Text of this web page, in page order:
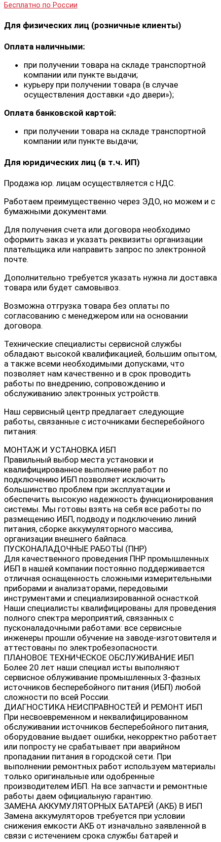
Бесплатно по России
Для физических лиц (розничные клиенты)
Оплата наличными:
при получении товара на складе транспортной
компании или пункте выдачи;
курьеру при получении товара (в случае
осуществления доставки «до двери»);
Оплата банковской картой:
при получении товара на складе транспортной
компании или пункте выдачи;
Для юридических лиц (в т.ч. ИП)
Продажа юр. лицам осуществляется с НДС.
Работаем преимущественно через ЭДО, но можем и с
бумажными документами.
Для получения счета или договора необходимо
оформить заказ и указать реквизиты организации
плательщика или направить запрос по электронной
почте.
Дополнительно требуется указать нужна ли доставка
товара или будет самовывоз.
Возможна отгрузка товара без оплаты по
согласованию с менеджером или на основании
договора.
Технические специалисты сервисной службы
обладают высокой квалификацией, большим опытом,
а также всеми необходимыми допусками, что
позволяет нам качественно и в срок проводить
работы по внедрению, сопровождению и
обслуживанию электронных устройств.
Наш сервисный центр предлагает следующие
работы, связанные с источниками бесперебойного
питания:
МОНТАЖ И УСТАНОВКА ИБП
Правильный выбор места установки и
квалифицированное выполнение работ по
подключению ИБП позволяет исключить
большинство проблем при эксплуатации и
обеспечить высокую надежность функционирования
системы. Мы готовы взять на себя все работы по
размещению ИБП, подводу и подключению линий
питания, сборке аккумуляторного массива,
организации внешнего байпаса.
ПУСКОНАЛАДОЧНЫЕ РАБОТЫ (ПНР)
Для качественного проведения ПНР промышленных
ИБП в нашей компании постоянно поддерживается
отличная оснащенность сложными измерительными
приборами и анализаторами, передовыми
инструментами и специализированной оснасткой.
Наши специалисты квалифицированы для проведения
полного спектра мероприятий, связанных с
пусконаладочными работами: все сервисные
инженеры прошли обучение на заводе-изготовителя и
аттестованы по электробезопасности.
ПЛАНОВОЕ ТЕХНИЧЕСКОЕ ОБСЛУЖИВАНИЕ ИБП
Более 20 лет наши специал исты выполняют
сервисное облуживание промышленных 3-фазных
источников бесперебойного питания (ИБП) любой
сложности по всей России.
ДИАГНОСТИКА НЕИСПРАВНОСТЕЙ И РЕМОНТ ИБП
При несвоевременном и неквалифицированном
обслуживании источников бесперебойного питания,
оборудование выдает ошибки, некорректно работает
или попросту не срабатывает при аварийном
пропадании питания в городской сети. При
выполнении ремонтных работ используем материалы
только оригинальные или одобренные
производителем ИБП. На все запчасти и ремонтные
работы даем официальную гарантию.
ЗАМЕНА АККУМУЛЯТОРНЫХ БАТАРЕЙ (АКБ) В ИБП
Замена аккумуляторов требуется при условии
снижения емкости АКБ от изначально заявленной в
связи с истечением срока службы батарей и